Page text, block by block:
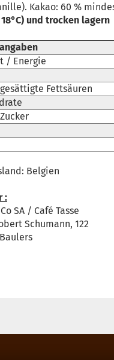
Kakao: 60 %
und trocken lagern
/ Energie
Fettsäuren
Belgien
:
SA / Café Tasse
Schumann, 122